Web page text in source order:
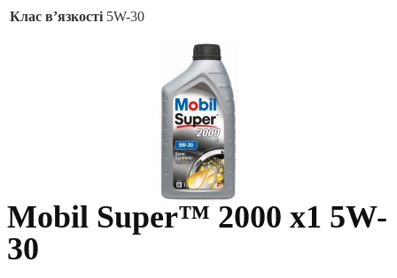
Клас в’язкості 5W-30
Mobil Super™ 2000 x1 5W-
30